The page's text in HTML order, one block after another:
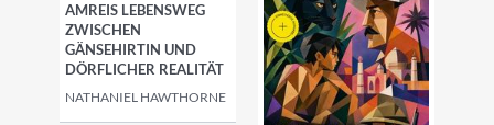
AMREIS LEBENSWEG
ZWISCHEN
GÄNSEHIRTIN UND
DÖRFLICHER REALITÄT
NATHANIEL HAWTHORNE